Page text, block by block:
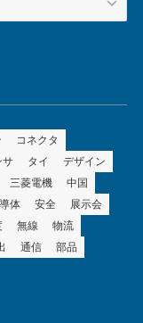
コネクタ
サ タイ
デザイン
三菱電機
中国
体 安全
展示会
無線
物流
通信
部品